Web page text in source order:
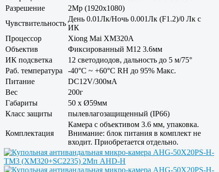
Разрешение
2Mp (1920x1080)
Чувствительность
День 0.01Лк/Ночь 0.001Лк (F1.2)/0 Лк с
ИК
Процессор
Xiong Mai XM320A
Объектив
Фиксированный M12 3.6мм
ИК подсветка
12 светодиодов, дальность до 5 м/75°
Раб. температура
-40°С ~ +60°С RH до 95% Макс.
Питание
DC12V/300мА
Вес
200г
Габариты
50 x Ø59мм
Класс защиты
пылевлагозащищенный (IP66)
Комплектация
Камера с объективом 3.6 мм, упаковка.
Внимание: блок питания в комплект не
входит. Приобретается отдельно.